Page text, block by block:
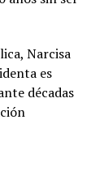
Narcisa
es
décadas